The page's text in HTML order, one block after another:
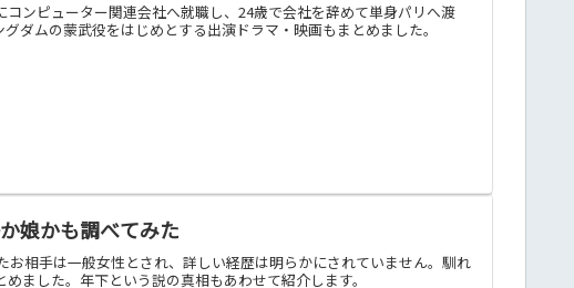
ンピューター関連会社へ就職し、24歳で会社を辞めて単身パリへ渡
ダムの蒙武役をはじめとする出演ドラマ・映画もまとめました。
娘かも調べてみた
相手は一般女性とされ、詳しい経歴は明らかにされていません。馴れ
ました。年下という説の真相もあわせて紹介します。